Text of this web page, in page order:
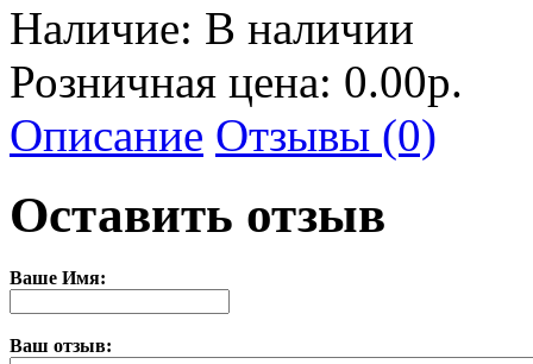
Наличие: В наличии
Розничная цена: 0.00р.
Описание Отзывы (0)
Оставить отзыв
Ваше Имя:
Ваш отзыв: